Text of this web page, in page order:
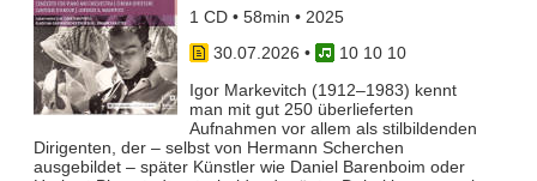
1 CD • 58min • 2025
30.07.2026 •
10 10 10
Igor Markevitch (1912–1983) kennt
man mit gut 250 überlieferten
Aufnahmen vor allem als stilbildenden
Dirigenten, der – selbst von Hermann Scherchen
ausgebildet – später Künstler wie Daniel Barenboim oder